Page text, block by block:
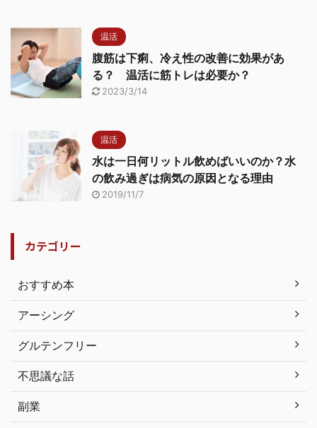
温活
腹筋は下痢、冷え性の改善に効果があ
る？ 温活に筋トレは必要か？
2023/3/14
温活
水は一日何リットル飲めばいいのか？水
の飲み過ぎは病気の原因となる理由
2019/11/7
カテゴリー
おすすめ本
アーシング
グルテンフリー
不思議な話
副業